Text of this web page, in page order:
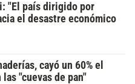
"El país dirigido por
el desastre económico
cayó un 60% el
"cuevas de pan"